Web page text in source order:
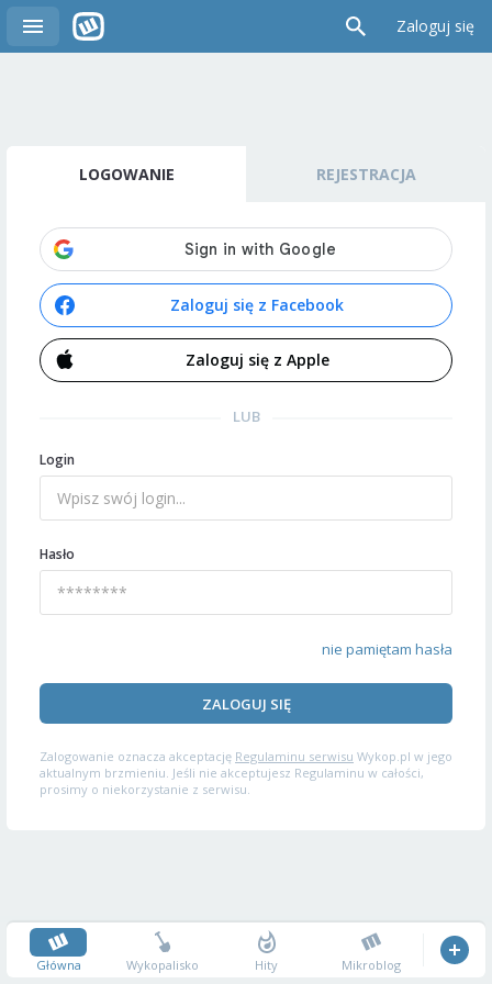
Zaloguj się
LOGOWANIE REJESTRACJA
Zaloguj się z Facebook
Zaloguj się z Apple
LUB
Login
Hasło
nie pamiętam hasła
ZALOGUJ SIĘ
Zalogowanie oznacza akceptację Regulaminu serwisu Wykop.pl w jego
aktualnym brzmieniu. Jeśli nie akceptujesz Regulaminu w całości,
prosimy o niekorzystanie z serwisu.
Główna Wykopalisko Hity Mikroblog